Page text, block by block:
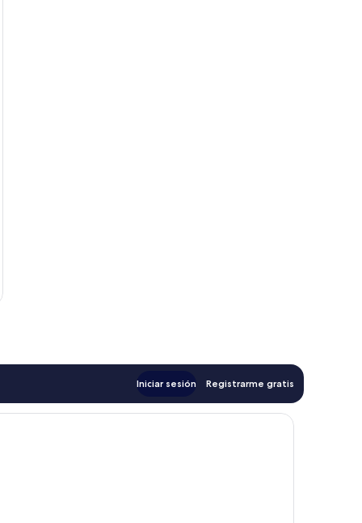
Iniciar sesión Registrarme gratis